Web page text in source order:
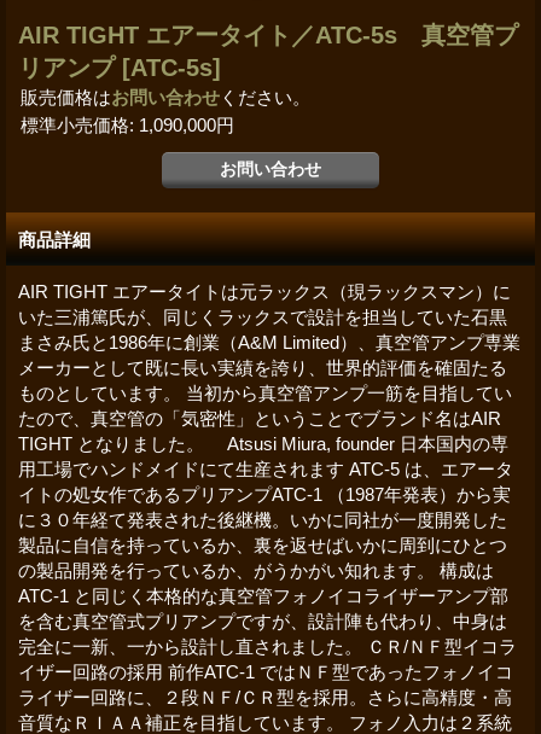
AIR TIGHT エアータイト／ATC-5s 真空管プ
リアンプ [ATC-5s]
販売価格はお問い合わせ ください。
標準小売価格: 1,090,000円
商品詳細
AIR TIGHT エアータイトは元ラックス（現ラックスマン）に
いた三浦篤氏が、同じくラックスで設計を担当していた石黒
まさみ氏と1986年に創業（A&M Limited）、真空管アンプ専業
メーカーとして既に長い実績を誇り、世界的評価を確固たる
ものとしています。 当初から真空管アンプ一筋を目指してい
たので、真空管の「気密性」ということでブランド名はAIR
TIGHT となりました。 Atsusi Miura, founder 日本国内の専
用工場でハンドメイドにて生産されます ATC-5 は、エアータ
イトの処女作であるプリアンプATC-1 （1987年発表）から実
に３０年経て発表された後継機。いかに同社が一度開発した
製品に自信を持っているか、裏を返せばいかに周到にひとつ
の製品開発を行っているか、がうかがい知れます。 構成は
ATC-1 と同じく本格的な真空管フォノイコライザーアンプ部
を含む真空管式プリアンプですが、設計陣も代わり、中身は
完全に一新、一から設計し直されました。 ＣＲ/ＮＦ型イコラ
イザー回路の採用 前作ATC-1 ではＮＦ型であったフォノイコ
ライザー回路に、２段ＮＦ/ＣＲ型を採用。さらに高精度・高
音質なＲＩＡＡ補正を目指しています。 フォノ入力は２系統